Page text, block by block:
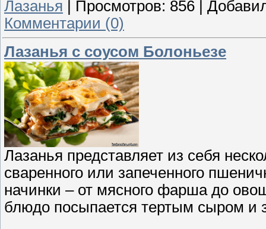
Лазанья
Просмотров: 856
Комментарии (0)
Лазанья с соусом Болоньезе
Лазанья представляет из себя
сваренного или запеченного
начинки – от мясного фарша до
блюдо посыпается тертым сыром и